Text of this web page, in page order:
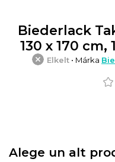
Biederlack
130 x 170
Elkelt • Márka
Alege un alt